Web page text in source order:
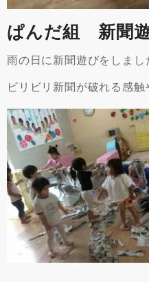
ぱんだ組 新聞
雨の日に新聞遊びをしまし
ビリビリ新聞が破れる感触